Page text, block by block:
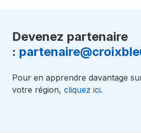
Devenez partenaire
:
Pour en apprendre davantage
votre région, cliquez ici.